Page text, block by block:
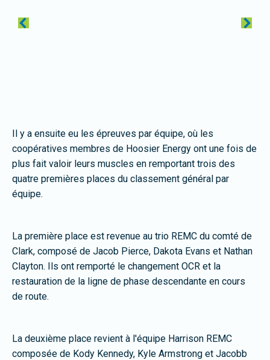
Il y a ensuite eu les épreuves par équipe, où les
coopératives membres de Hoosier Energy ont une fois de
plus fait valoir leurs muscles en remportant trois des
quatre premières places du classement général par
équipe.
La première place est revenue au trio REMC du comté de
Clark, composé de Jacob Pierce, Dakota Evans et Nathan
Clayton. Ils ont remporté le changement OCR et la
restauration de la ligne de phase descendante en cours
de route.
La deuxième place revient à l'équipe Harrison REMC
composée de Kody Kennedy, Kyle Armstrong et Jacobb